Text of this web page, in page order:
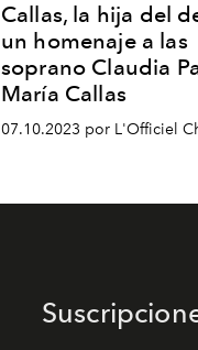
Callas, la hija del
un homenaje a las
soprano Claudia
María Callas
07.10.2023 por L'Officiel